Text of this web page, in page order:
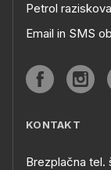
Petrol
Email in SMS
KONTAKT
Brezplačna tel.